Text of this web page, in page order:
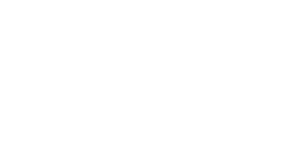
Авторское право принадлежит